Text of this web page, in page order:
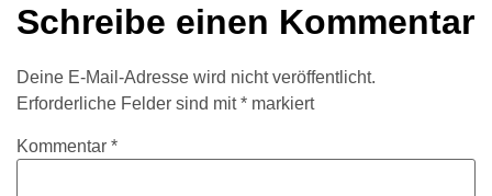
Schreibe einen Kommentar
Deine E-Mail-Adresse wird nicht veröffentlicht.
Erforderliche Felder sind mit* markiert
Kommentar *